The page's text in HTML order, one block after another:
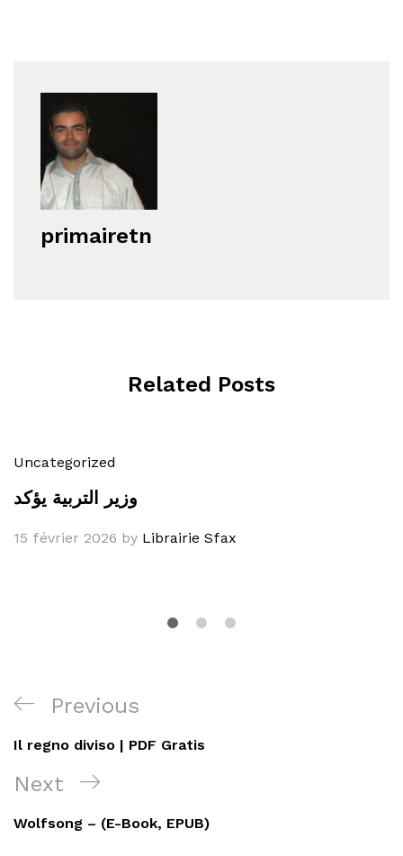
primairetn
Related Posts
Uncategorized
وزير التربية يؤكد
15 février 2026 by Librairie Sfax
Navigation
de
l’article
Previous
Post
Previous
Il regno diviso | PDF Gratis
Next
Post
Next
Wolfsong – (E-Book, EPUB)